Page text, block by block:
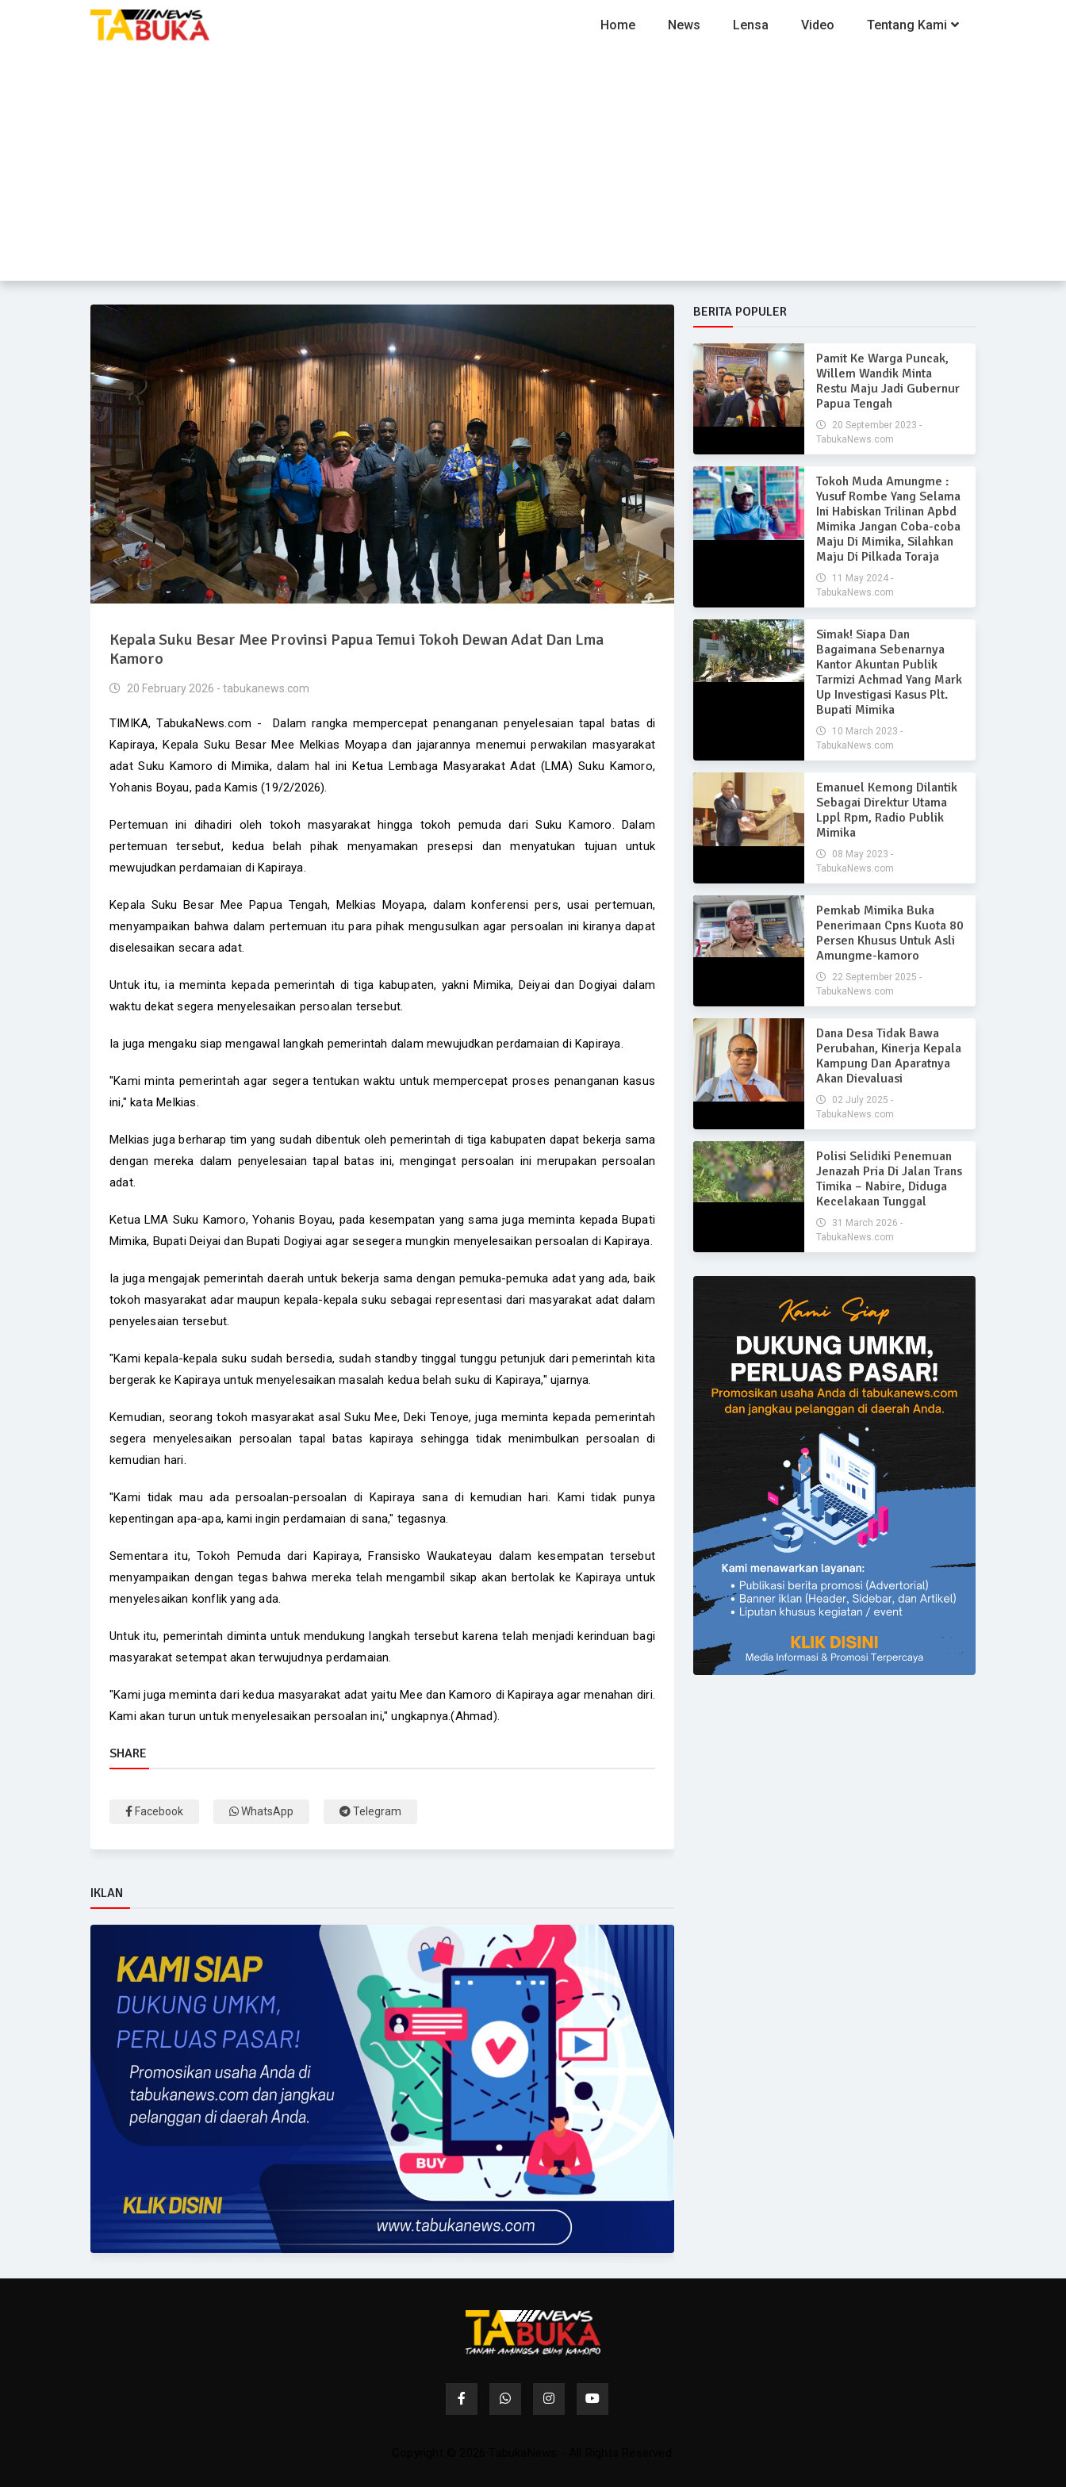
Home News Lensa Video Tentang Kami
Kepala Suku Besar Mee Provinsi Papua Temui Tokoh Dewan Adat Dan Lma
Kamoro
20 February 2026 - tabukanews.com
TIMIKA, TabukaNews.com - Dalam rangka mempercepat penanganan penyelesaian tapal batas di
Kapiraya, Kepala Suku Besar Mee Melkias Moyapa dan jajarannya menemui perwakilan masyarakat
adat Suku Kamoro di Mimika, dalam hal ini Ketua Lembaga Masyarakat Adat (LMA) Suku Kamoro,
Yohanis Boyau, pada Kamis (19/2/2026).
Pertemuan ini dihadiri oleh tokoh masyarakat hingga tokoh pemuda dari Suku Kamoro. Dalam
pertemuan tersebut, kedua belah pihak menyamakan presepsi dan menyatukan tujuan untuk
mewujudkan perdamaian di Kapiraya.
Kepala Suku Besar Mee Papua Tengah, Melkias Moyapa, dalam konferensi pers, usai pertemuan,
menyampaikan bahwa dalam pertemuan itu para pihak mengusulkan agar persoalan ini kiranya dapat
diselesaikan secara adat.
Untuk itu, ia meminta kepada pemerintah di tiga kabupaten, yakni Mimika, Deiyai dan Dogiyai dalam
waktu dekat segera menyelesaikan persoalan tersebut.
Ia juga mengaku siap mengawal langkah pemerintah dalam mewujudkan perdamaian di Kapiraya.
"Kami minta pemerintah agar segera tentukan waktu untuk mempercepat proses penanganan kasus
ini," kata Melkias.
Melkias juga berharap tim yang sudah dibentuk oleh pemerintah di tiga kabupaten dapat bekerja sama
dengan mereka dalam penyelesaian tapal batas ini, mengingat persoalan ini merupakan persoalan
adat.
Ketua LMA Suku Kamoro, Yohanis Boyau, pada kesempatan yang sama juga meminta kepada Bupati
Mimika, Bupati Deiyai dan Bupati Dogiyai agar sesegera mungkin menyelesaikan persoalan di Kapiraya.
Ia juga mengajak pemerintah daerah untuk bekerja sama dengan pemuka-pemuka adat yang ada, baik
tokoh masyarakat adar maupun kepala-kepala suku sebagai representasi dari masyarakat adat dalam
penyelesaian tersebut.
"Kami kepala-kepala suku sudah bersedia, sudah standby tinggal tunggu petunjuk dari pemerintah kita
bergerak ke Kapiraya untuk menyelesaikan masalah kedua belah suku di Kapiraya," ujarnya.
Kemudian, seorang tokoh masyarakat asal Suku Mee, Deki Tenoye, juga meminta kepada pemerintah
segera menyelesaikan persoalan tapal batas kapiraya sehingga tidak menimbulkan persoalan di
kemudian hari.
"Kami tidak mau ada persoalan-persoalan di Kapiraya sana di kemudian hari. Kami tidak punya
kepentingan apa-apa, kami ingin perdamaian di sana," tegasnya.
Sementara itu, Tokoh Pemuda dari Kapiraya, Fransisko Waukateyau dalam kesempatan tersebut
menyampaikan dengan tegas bahwa mereka telah mengambil sikap akan bertolak ke Kapiraya untuk
menyelesaikan konflik yang ada.
Untuk itu, pemerintah diminta untuk mendukung langkah tersebut karena telah menjadi kerinduan bagi
masyarakat setempat akan terwujudnya perdamaian.
"Kami juga meminta dari kedua masyarakat adat yaitu Mee dan Kamoro di Kapiraya agar menahan diri.
Kami akan turun untuk menyelesaikan persoalan ini," ungkapnya.(Ahmad).
SHARE
Facebook WhatsApp Telegram
IKLAN
BERITA POPULER
Pamit Ke Warga Puncak,
Willem Wandik Minta
Restu Maju Jadi Gubernur
Papua Tengah
20 September 2023 -
TabukaNews.com
Tokoh Muda Amungme :
Yusuf Rombe Yang Selama
Ini Habiskan Trilinan Apbd
Mimika Jangan Coba-coba
Maju Di Mimika, Silahkan
Maju Di Pilkada Toraja
11 May 2024 -
TabukaNews.com
Simak! Siapa Dan
Bagaimana Sebenarnya
Kantor Akuntan Publik
Tarmizi Achmad Yang Mark
Up Investigasi Kasus Plt.
Bupati Mimika
10 March 2023 -
TabukaNews.com
Emanuel Kemong Dilantik
Sebagai Direktur Utama
Lppl Rpm, Radio Publik
Mimika
08 May 2023 -
TabukaNews.com
Pemkab Mimika Buka
Penerimaan Cpns Kuota 80
Persen Khusus Untuk Asli
Amungme-kamoro
22 September 2025 -
TabukaNews.com
Dana Desa Tidak Bawa
Perubahan, Kinerja Kepala
Kampung Dan Aparatnya
Akan Dievaluasi
02 July 2025 -
TabukaNews.com
Polisi Selidiki Penemuan
Jenazah Pria Di Jalan Trans
Timika – Nabire, Diduga
Kecelakaan Tunggal
31 March 2026 -
TabukaNews.com